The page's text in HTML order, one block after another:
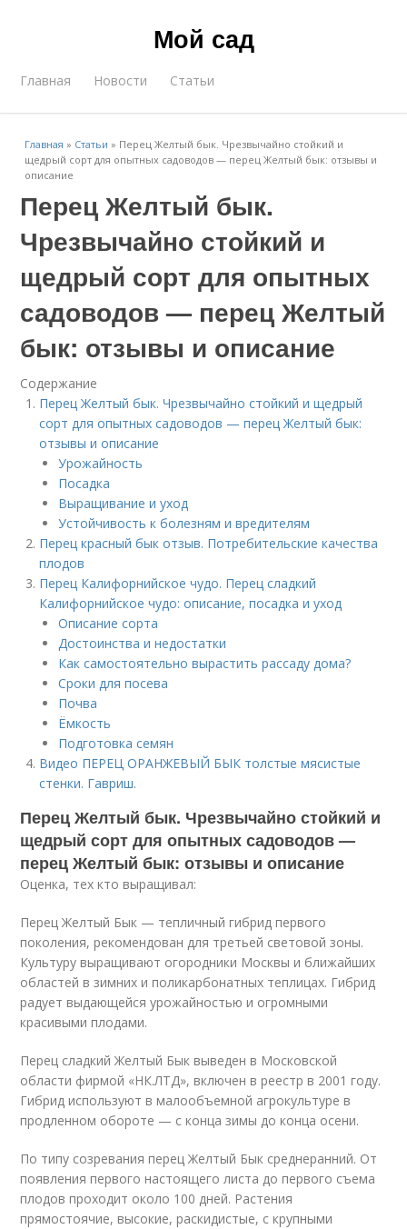
Мой сад
Главная Новости Статьи
Главная » Статьи » Перец Желтый бык. Чрезвычайно стойкий и
щедрый сорт для опытных садоводов — перец Желтый бык: отзывы и
описание
Перец Желтый бык.
Чрезвычайно стойкий и
щедрый сорт для опытных
садоводов — перец Желтый
бык: отзывы и описание
Содержание
Перец Желтый бык. Чрезвычайно стойкий и щедрый
сорт для опытных садоводов — перец Желтый бык:
отзывы и описание
Урожайность
Посадка
Выращивание и уход
Устойчивость к болезням и вредителям
Перец красный бык отзыв. Потребительские качества
плодов
Перец Калифорнийское чудо. Перец сладкий
Калифорнийское чудо: описание, посадка и уход
Описание сорта
Достоинства и недостатки
Как самостоятельно вырастить рассаду дома?
Сроки для посева
Почва
Ёмкость
Подготовка семян
Видео ПЕРЕЦ ОРАНЖЕВЫЙ БЫК толстые мясистые
стенки. Гавриш.
Перец Желтый бык. Чрезвычайно стойкий и
щедрый сорт для опытных садоводов —
перец Желтый бык: отзывы и описание
Оценка, тех кто выращивал:
Перец Желтый Бык — тепличный гибрид первого
поколения, рекомендован для третьей световой зоны.
Культуру выращивают огородники Москвы и ближайших
областей в зимних и поликарбонатных теплицах. Гибрид
радует выдающейся урожайностью и огромными
красивыми плодами.
Перец сладкий Желтый Бык выведен в Московской
области фирмой «НК.ЛТД», включен в реестр в 2001 году.
Гибрид используют в малообъемной агрокультуре в
продленном обороте — с конца зимы до конца осени.
По типу созревания перец Желтый Бык среднеранний. От
появления первого настоящего листа до первого съема
плодов проходит около 100 дней. Растения
прямостоячие, высокие, раскидистые, с крупными